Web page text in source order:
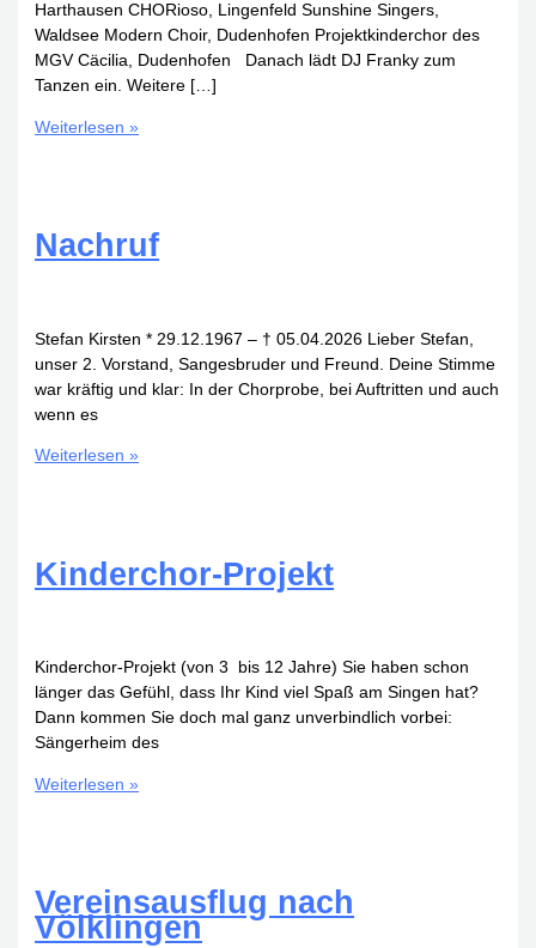
Harthausen CHORioso, Lingenfeld Sunshine Singers,
Waldsee Modern Choir, Dudenhofen Projektkinderchor des
MGV Cäcilia, Dudenhofen Danach lädt DJ Franky zum
Tanzen ein. Weitere […]
DanceSing
Weiterlesen »
Nachruf
Stefan Kirsten * 29.12.1967 – † 05.04.2026 Lieber Stefan,
unser 2. Vorstand, Sangesbruder und Freund. Deine Stimme
war kräftig und klar: In der Chorprobe, bei Auftritten und auch
wenn es
Nachruf
Weiterlesen »
Kinderchor-Projekt
Kinderchor-Projekt (von 3 bis 12 Jahre) Sie haben schon
länger das Gefühl, dass Ihr Kind viel Spaß am Singen hat?
Dann kommen Sie doch mal ganz unverbindlich vorbei:
Sängerheim des
Kinderchor-
Weiterlesen »
Vereinsausflug nach
Völklingen